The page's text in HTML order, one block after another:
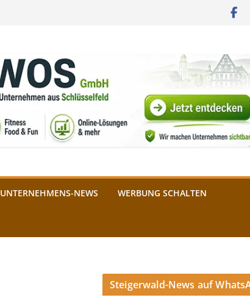
UNTERNEHMENS-NEWS WERBUNG SCHALTEN
Steigerwald-News auf